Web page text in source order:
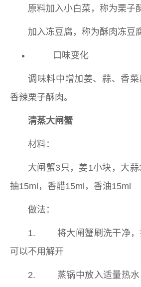
原料加入小白菜，称为栗子
加入冻豆腐，称为酥肉冻豆
口味变化
调味料中增加姜、蒜、香
香辣栗子酥肉。
清蒸大闸蟹
材料：
大闸蟹3只，姜1小块，大
抽15ml，香醋15ml，香油15ml
做法：
1. 将大闸蟹刷洗干净，
可以不用解开
2. 蒸锅中放入适量热水